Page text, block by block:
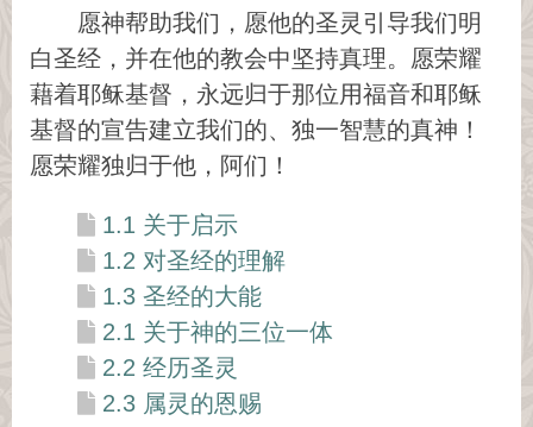
愿神帮助我们，愿他的圣灵引导我们明
白圣经，并在他的教会中坚持真理。愿荣耀
藉着耶稣基督，永远归于那位用福音和耶稣
基督的宣告建立我们的、独一智慧的真神！
愿荣耀独归于他，阿们！
1.1 关于启示
1.2 对圣经的理解
1.3 圣经的大能
2.1 关于神的三位一体
2.2 经历圣灵
2.3 属灵的恩赐